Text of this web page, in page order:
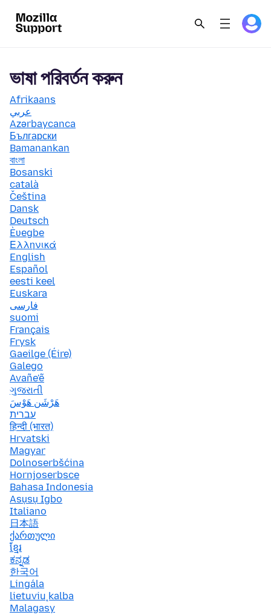
ভাষা পরিবর্তন করুন
Afrikaans
عربي
Azərbaycanca
Български
Bamanankan
বাংলা
Bosanski
català
Čeština
Dansk
Deutsch
Èʋegbe
Ελληνικά
English
Español
eesti keel
Euskara
فارسی
suomi
Français
Frysk
Gaeilge (Éire)
Galego
Avañe'ẽ
ગુજરાતી
هَرْشَن هَوْسَ
עברית
हिन्दी (भारत)
Hrvatski
Magyar
Dolnoserbšćina
Hornjoserbsce
Bahasa Indonesia
Asụsụ Igbo
Italiano
日本語
ქართული
ខ្មែរ
ಕನ್ನಡ
한국어
Lingála
lietuvių kalba
Malagasy